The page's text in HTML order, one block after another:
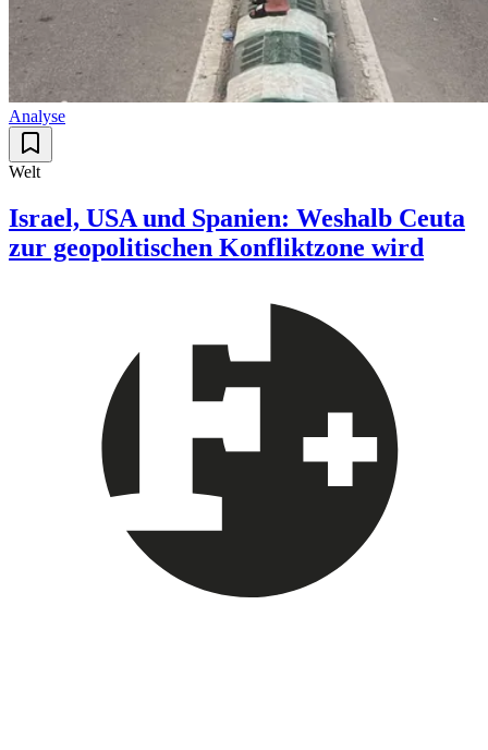
Analyse
Welt
Israel, USA und Spanien: Weshalb Ceuta
zur geopolitischen Konfliktzone wird